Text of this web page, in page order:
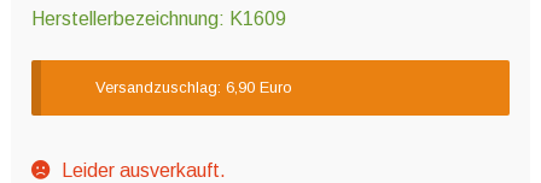
Herstellerbezeichnung: K1609
Versandzuschlag: 6,90 Euro
Leider ausverkauft.